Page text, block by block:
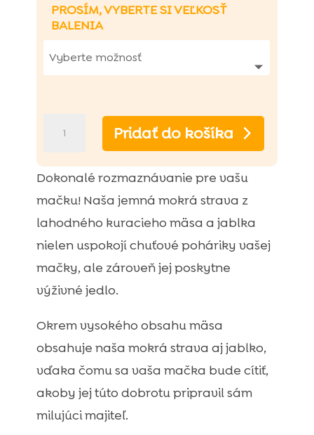
PROSÍM, VYBERTE SI VEĽKOSŤ
BALENIA
mokré
krmivo
pre
mačky
kuracím
a
pečeňou
–
100
g
Pridať do košíka
Dokonalé rozmaznávanie pre vašu
mačku! Naša jemná mokrá strava z
lahodného kuracieho mäsa a jablka
nielen uspokojí chuťové poháriky vašej
mačky, ale zároveň jej poskytne
výživné jedlo.
Okrem vysokého obsahu mäsa
obsahuje naša mokrá strava aj jablko,
vďaka čomu sa vaša mačka bude cítiť,
akoby jej túto dobrotu pripravil sám
milujúci majiteľ.